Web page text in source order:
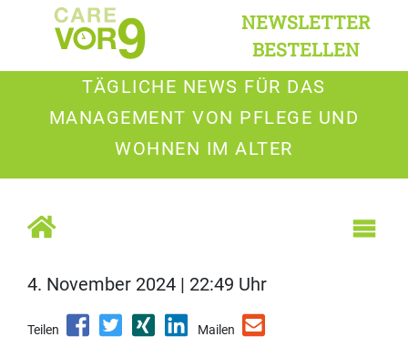
NEWSLETTER
BESTELLEN
TÄGLICHE NEWS FÜR DAS
MANAGEMENT VON PFLEGE UND
WOHNEN IM ALTER
4. November 2024 | 22:49 Uhr
Teilen Mailen